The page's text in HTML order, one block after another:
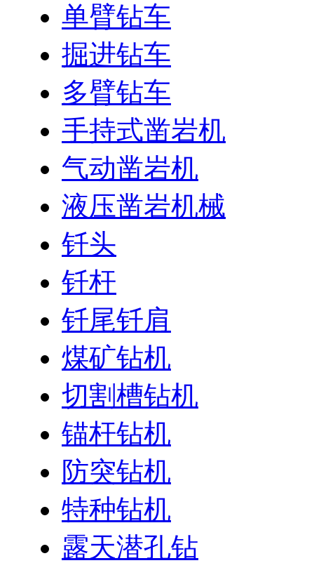
单臂钻车
掘进钻车
多臂钻车
手持式凿岩机
气动凿岩机
液压凿岩机械
钎头
钎杆
钎尾钎肩
煤矿钻机
切割槽钻机
锚杆钻机
防突钻机
特种钻机
露天潜孔钻